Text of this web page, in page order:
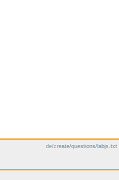
de/create/questions/labjs.txt